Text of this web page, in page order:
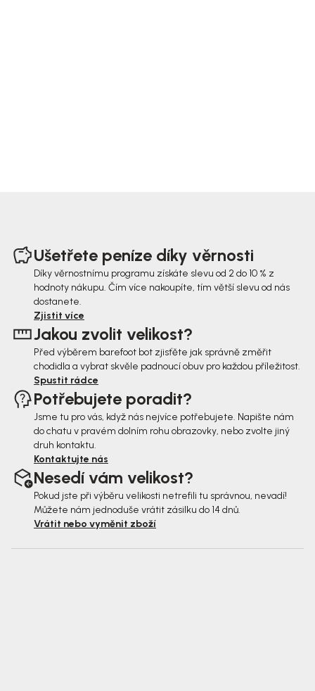
Ušetřete peníze díky věrnosti
Díky věrnostnímu programu získáte slevu od 2 do 10 % z
hodnoty nákupu. Čím více nakoupíte, tím větší slevu od nás
dostanete.
Zjistit více
Jakou zvolit velikost?
Před výběrem barefoot bot zjisťěte jak správně změřit
chodidla a vybrat skvěle padnoucí obuv pro každou příležitost.
Spustit rádce
Potřebujete poradit?
Jsme tu pro vás, když nás nejvíce potřebujete. Napište nám
do chatu v pravém dolním rohu obrazovky, nebo zvolte jiný
druh kontaktu.
Kontaktujte nás
Nesedí vám velikost?
Pokud jste při výběru velikosti netrefili tu správnou, nevadí!
Můžete nám jednoduše vrátit zásilku do 14 dnů.
Vrátit nebo vyměnit zboží